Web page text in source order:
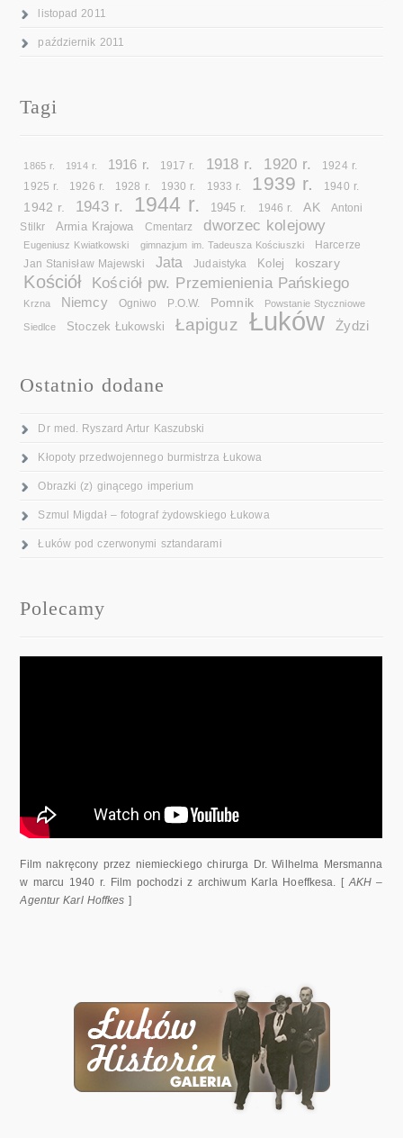
listopad 2011
październik 2011
Tagi
1865 r. 1914 r. 1916 r. 1917 r. 1918 r. 1920 r. 1924 r.
1925 r. 1926 r. 1928 r. 1930 r. 1933 r. 1939 r. 1940 r.
1942 r. 1943 r. 1944 r. 1945 r. 1946 r. AK
Antoni
Stilkr
Armia Krajowa Cmentarz dworzec kolejowy
Eugeniusz Kwiatkowski gimnazjum im. Tadeusza Kościuszki Harcerze
Jan Stanisław Majewski Jata Judaistyka Kolej koszary
Kościół Kościół pw. Przemienienia Pańskiego
Krzna Niemcy Ogniwo P.O.W. Pomnik Powstanie Styczniowe
Siedlce Stoczek Łukowski Łapiguz Łuków Żydzi
Ostatnio dodane
Dr med. Ryszard Artur Kaszubski
Kłopoty przedwojennego burmistrza Łukowa
Obrazki (z) ginącego imperium
Szmul Migdał – fotograf żydowskiego Łukowa
Łuków pod czerwonymi sztandarami
Polecamy
Film nakręcony przez niemieckiego chirurga Dr. Wilhelma Mersmanna
w marcu 1940 r. Film pochodzi z archiwum Karla Hoeffkesa. [AKH –
Agentur Karl Hoffkes ]